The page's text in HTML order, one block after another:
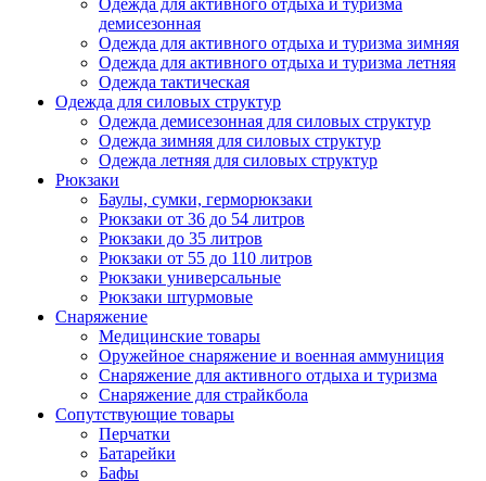
Одежда для активного отдыха и туризма
демисезонная
Одежда для активного отдыха и туризма зимняя
Одежда для активного отдыха и туризма летняя
Одежда тактическая
Одежда для силовых структур
Одежда демисезонная для силовых структур
Одежда зимняя для силовых структур
Одежда летняя для силовых структур
Рюкзаки
Баулы, сумки, герморюкзаки
Рюкзаки от 36 до 54 литров
Рюкзаки до 35 литров
Рюкзаки от 55 до 110 литров
Рюкзаки универсальные
Рюкзаки штурмовые
Снаряжение
Медицинские товары
Оружейное снаряжение и военная аммуниция
Снаряжение для активного отдыха и туризма
Снаряжение для страйкбола
Сопутствующие товары
Перчатки
Батарейки
Бафы